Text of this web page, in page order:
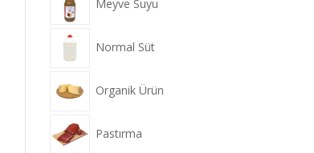
Meyve Suyu
Normal Süt
Organik Ürün
Pastırma